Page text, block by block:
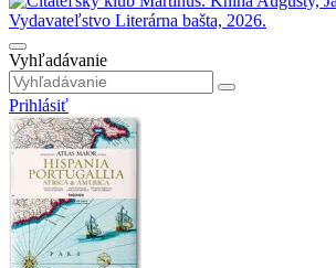
Vyhľadávanie
Prihlásiť